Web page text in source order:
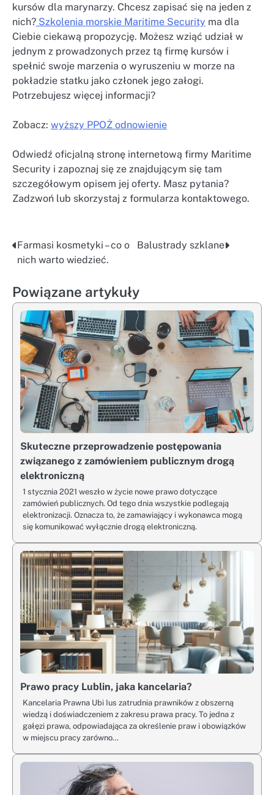
kursów dla marynarzy. Chcesz zapisać się na jeden z
nich? Szkolenia morskie Maritime Security ma dla
Ciebie ciekawą propozycję. Możesz wziąć udział w
jednym z prowadzonych przez tą firmę kursów i
spełnić swoje marzenia o wyruszeniu w morze na
pokładzie statku jako członek jego załogi.
Potrzebujesz więcej informacji?
Zobacz: wyższy PPOŻ odnowienie
Odwiedź oficjalną stronę internetową firmy Maritime
Security i zapoznaj się ze znajdującym się tam
szczegółowym opisem jej oferty. Masz pytania?
Zadzwoń lub skorzystaj z formularza kontaktowego.
Nawigacja
Farmasi kosmetyki – co o
nich warto wiedzieć.
Balustrady szklane
Powiązane artykuły
Skuteczne przeprowadzenie postępowania
związanego z zamówieniem publicznym drogą
elektroniczną
1 stycznia 2021 weszło w życie nowe prawo dotyczące
zamówień publicznych. Od tego dnia wszystkie podlegają
elektronizacji. Oznacza to, że zamawiający i wykonawca mogą
się komunikować wyłącznie drogą elektroniczną.
Prawo pracy Lublin, jaka kancelaria?
Kancelaria Prawna Ubi Ius zatrudnia prawników z obszerną
wiedzą i doświadczeniem z zakresu prawa pracy. To jedna z
gałęzi prawa, odpowiadająca za określenie praw i obowiązków
w miejscu pracy zarówno…